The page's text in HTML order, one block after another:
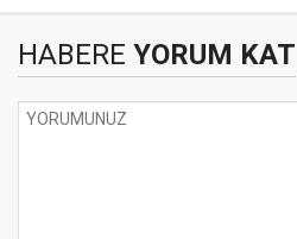
HABERE YORUM KAT